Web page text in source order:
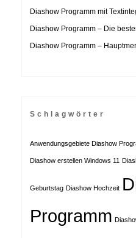
Diashow Programm mit
Diashow Programm – Die
Diashow Programm –
Schlagwörter
Anwendungsgebiete Diashow
Diashow erstellen Windows 11
Geburtstag Diashow Hochzeit
Programm